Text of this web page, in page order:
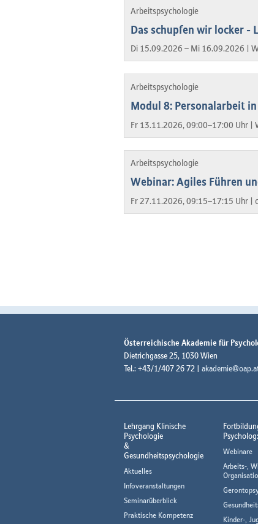
Arbeitspsychologie
Das schupfen wir locker -
Di 15.09.2026 – Mi 16.09.2026 |
Arbeitspsychologie
Modul 8: Personalarbeit
Fr 13.11.2026, 09:00–17:00 Uhr |
Arbeitspsychologie
Webinar: Agiles Führen
Fr 27.11.2026, 09:15–17:15 Uhr |
Österreichische Akademie für
Dietrichgasse 25, 1030 Wien
Tel.: +43/1/407 26 72 |
Lehrgang Klinische
Psychologie
&
Gesundheitspsychologie
Aktuelles
Infoveranstaltungen
Seminarüberblick
Praktische Kompetenz
Webinare
Arbeits-,
Kinder-,